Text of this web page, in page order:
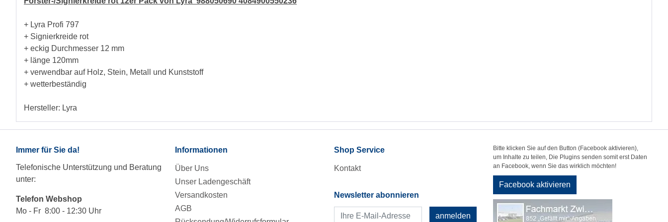
+ Lyra Profi 797
+ Signierkreide rot
+ eckig Durchmesser 12 mm
+ länge 120mm
+ verwendbar auf Holz, Stein, Metall und Kunststoff
+ wetterbeständig
Hersteller: Lyra
Immer für Sie da!
Telefonische Unterstützung und Beratung
unter:
Telefon Webshop
Mo - Fr 8:00 - 12:30 Uhr
Informationen
Über Uns
Unser Ladengeschäft
Versandkosten
AGB
Shop Service
Kontakt
Newsletter abonnieren
anmelden
Bitte klicken Sie auf den Button (Facebook aktivieren),
um Inhalte zu teilen, Die Plugins senden somit erst Daten
an Facebook, wenn Sie das wirklich möchten!
Facebook aktivieren